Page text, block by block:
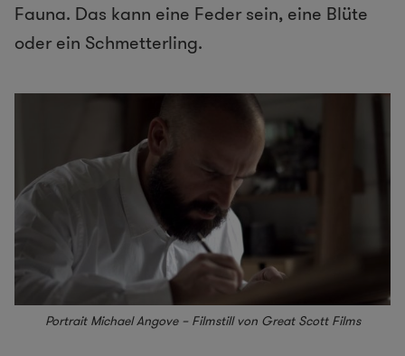
Fauna. Das kann eine Feder sein, eine Blüte
oder ein Schmetterling.
Portrait Michael Angove – Filmstill von Great Scott Films